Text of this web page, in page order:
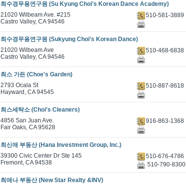
최수경무용연구원 (Su Kyung Choi's Korean Dance Academy)
21020 Wilbeam Ave. #215
Castro Valley, CA 94546
510-581-3889
최수경무용연구원 (Sukyung Choi's Korean Dance)
21020 Wilbeam Ave
Castro Valley, CA 94546
510-468-6838
최스 가든 (Choe's Garden)
2793 Ocala St
Hayward, CA 94545
510-887-8618
최스세탁소 (Choi's Cleaners)
4856 San Juan Ave.
Fair Oaks, CA 95628
916-863-1368
최신애 부동산 (Hana Investment Group, Inc.)
39300 Civic Center Dr Ste 145
Fremont, CA 94538
510-676-4786
510-790-8300
최애나 부동산 (New Star Realty &INV)